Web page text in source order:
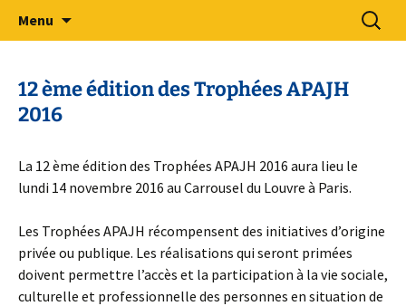
Comité Départemental Sport
Adapté 49
Sport Adapté 49
Menu
12 ème édition des Trophées APAJH
2016
La 12 ème édition des Trophées APAJH 2016 aura lieu le
lundi 14 novembre 2016 au Carrousel du Louvre à Paris.
Les Trophées APAJH récompensent des initiatives d’origine
privée ou publique. Les réalisations qui seront primées
doivent permettre l’accès et la participation à la vie sociale,
culturelle et professionnelle des personnes en situation de